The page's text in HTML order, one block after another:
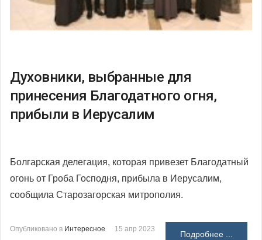
Духовники, выбранные для
принесения Благодатного огня,
прибыли в Иерусалим
Болгарская делегация, которая привезет Благодатный
огонь от Гроба Господня, прибыла в Иерусалим,
сообщила Старозагорская митрополия.
Опубликовано в Интересное 15 апр 2023
Подробнее ...